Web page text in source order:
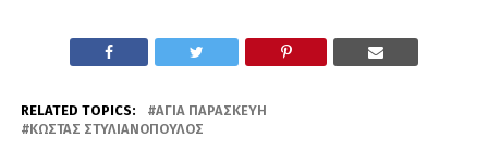
RELATED TOPICS:
ΑΓΊΑ ΠΑΡΑΣΚΕΥΉ
ΚΏΣΤΑΣ ΣΤΥΛΙΑΝΌΠΟΥΛΟΣ